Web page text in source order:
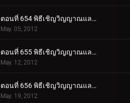
ตอนที่ 654 พิธีเชิญวิญญาณและคดีฆาตกรรมในห้องปิดตาย (ตอน 1)
May. 05, 2012
ตอนที่ 655 พิธีเชิญวิญญาณและคดีฆาตกรรมในห้องปิดตาย (ตอน 2)
May. 12, 2012
ตอนที่ 656 พิธีเชิญวิญญาณและคดีฆาตกรรมในห้องปิดตาย (ตอน 3)
May. 19, 2012